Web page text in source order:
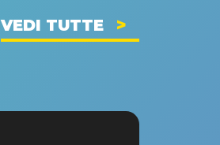
VEDI TUTTE